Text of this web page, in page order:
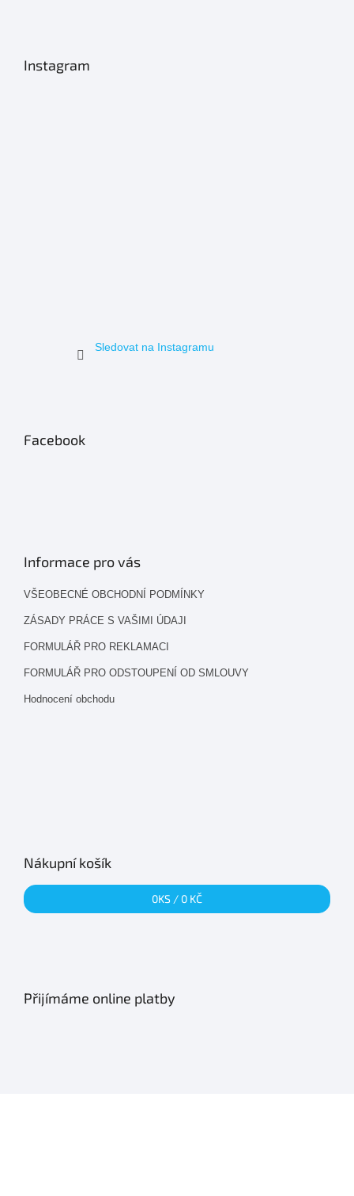
Instagram
Sledovat na Instagramu
Facebook
Informace pro vás
VŠEOBECNÉ OBCHODNÍ PODMÍNKY
ZÁSADY PRÁCE S VAŠIMI ÚDAJI
FORMULÁŘ PRO REKLAMACI
FORMULÁŘ PRO ODSTOUPENÍ OD SMLOUVY
Hodnocení obchodu
Nákupní košík
0KS / 0 KČ
Přijímáme online platby